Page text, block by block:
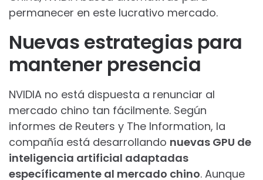
permanecer en este lucrativo mercado.
Nuevas estrategias para
mantener presencia
NVIDIA no está dispuesta a renunciar al
mercado chino tan fácilmente. Según
informes de Reuters y The Information, la
compañía está desarrollando nuevas GPU de
inteligencia artificial adaptadas
específicamente al mercado chino. Aunque